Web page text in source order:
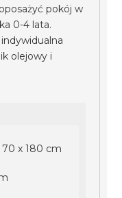
pokój w
0-4 lata.
olejowy i
x 180 cm